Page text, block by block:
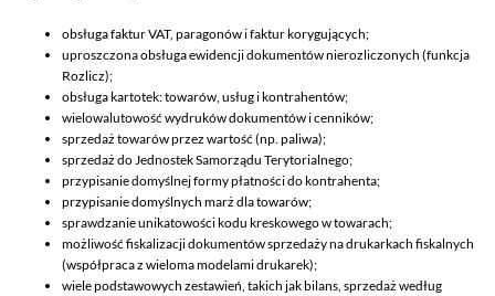
obsługa faktur VAT, paragonów i faktur korygujących;
uproszczona obsługa ewidencji dokumentów nierozliczonych (funkcja
Rozlicz);
obsługa kartotek: towarów, usług i kontrahentów;
wielowalutowość wydruków dokumentów i cenników;
sprzedaż towarów przez wartość (np. paliwa);
sprzedaż do Jednostek Samorządu Terytorialnego;
przypisanie domyślnej formy płatności do kontrahenta;
przypisanie domyślnych marż dla towarów;
sprawdzanie unikatowości kodu kreskowego w towarach;
możliwość fiskalizacji dokumentów sprzedaży na drukarkach fiskalnych
(współpraca z wieloma modelami drukarek);
wiele podstawowych zestawień, takich jak bilans, sprzedaż według